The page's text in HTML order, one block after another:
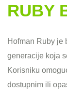
RUBY
Hofman Ruby je
generacije koja
Korisniku
dostupnim ili